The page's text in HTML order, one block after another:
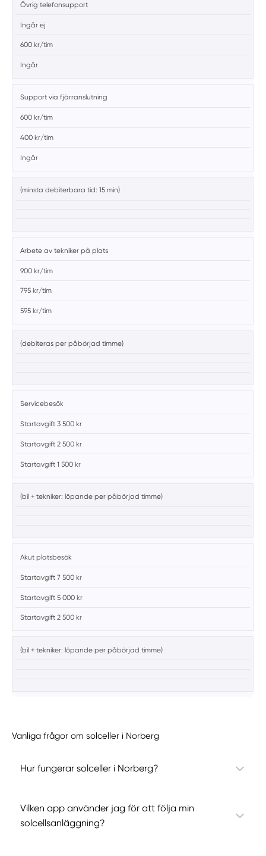
Övrig telefonsupport
Ingår ej
600 kr/tim
Ingår
Support via fjärranslutning
600 kr/tim
400 kr/tim
Ingår
(minsta debiterbara tid: 15 min)
Arbete av tekniker på plats
900 kr/tim
795 kr/tim
595 kr/tim
(debiteras per påbörjad timme)
Servicebesök
Startavgift 3 500 kr
Startavgift 2 500 kr
Startavgift 1 500 kr
(bil + tekniker: löpande per påbörjad timme)
Akut platsbesök
Startavgift 7 500 kr
Startavgift 5 000 kr
Startavgift 2 500 kr
(bil + tekniker: löpande per påbörjad timme)
Vanliga frågor om solceller i Norberg
Hur fungerar solceller i Norberg?
Vilken app använder jag för att följa min
solcellsanläggning?